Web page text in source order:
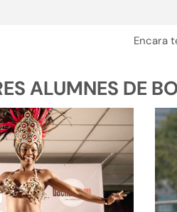
Encara
ALUMNES DE